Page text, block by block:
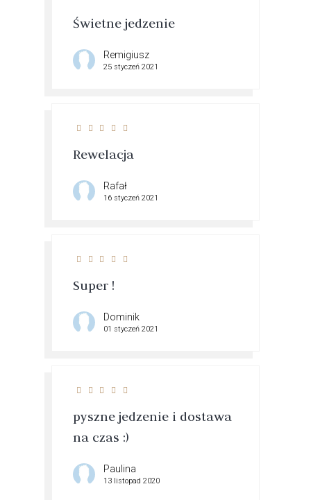
Świetne jedzenie
Remigiusz
25 styczeń 2021
Rewelacja
Rafał
16 styczeń 2021
Super !
Dominik
01 styczeń 2021
pyszne jedzenie i dostawa
na czas :)
Paulina
13 listopad 2020